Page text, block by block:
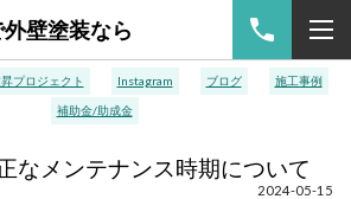
壁塗装なら
プロジェクト Instagram ブログ 施工事例
補助金/助成金
なメンテナンス時期について
2024-05-15